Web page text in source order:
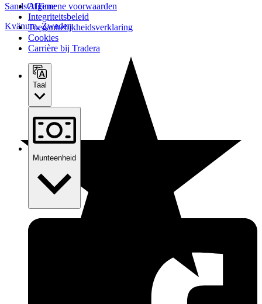
SandsOfTime
Kvänum,Zweden
Algemene voorwaarden
Integriteitsbeleid
Toegankelijkheidsverklaring
Cookies
Carrière bij Tradera
Taal
Munteenheid